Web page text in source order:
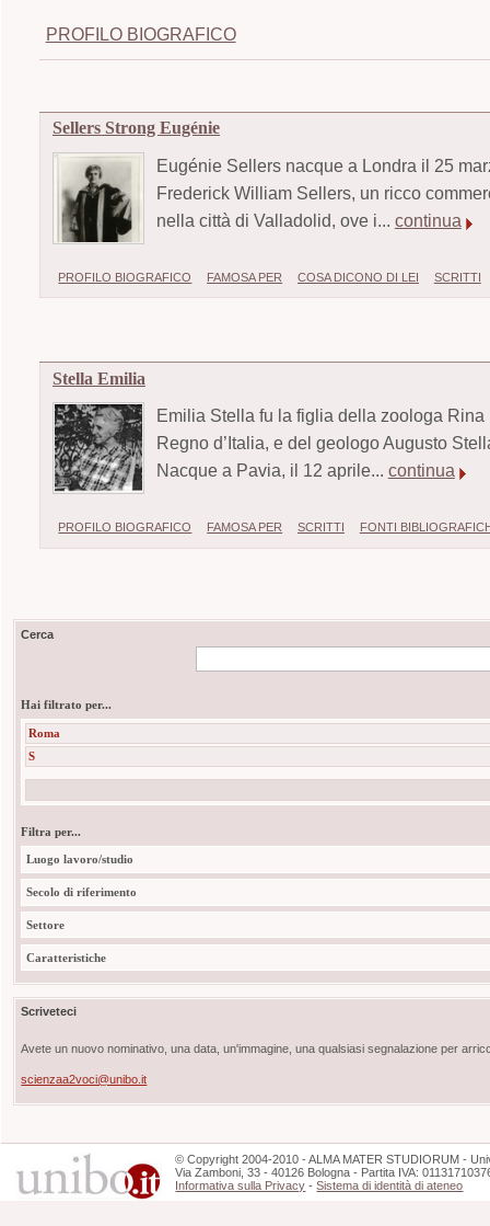
PROFILO BIOGRAFICO
Sellers Strong Eugénie
Eugénie Sellers nacque a Londra il 25
Frederick William Sellers, un ricco
nella città di Valladolid, ove i... continua
PROFILO BIOGRAFICO FAMOSA PER COSA DICONO DI LEI SCRITTI
Stella Emilia
Emilia Stella fu la figlia della zoologa
Regno d’Italia, e del geologo Augusto
Nacque a Pavia, il 12 aprile... continua
PROFILO BIOGRAFICO FAMOSA PER SCRITTI FONTI
Cerca
Hai filtrato per...
Roma
S
Filtra per...
Luogo lavoro/studio
Secolo di riferimento
Settore
Caratteristiche
Scriveteci
Avete un nuovo nominativo, una data, un'immagine, una qualsiasi segnalazione per
scienzaa2voci@unibo.it
©Copyright 2004-2010 - ALMA MATER STUDIORUM -
Via Zamboni, 33 - 40126 Bologna - Partita IVA:
Informativa sulla Privacy -Sistema di identità di ateneo